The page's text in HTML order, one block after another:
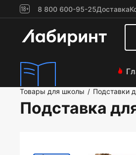
8 800 600-95-25Доставка
Товары для школы / Подставки
Подставка